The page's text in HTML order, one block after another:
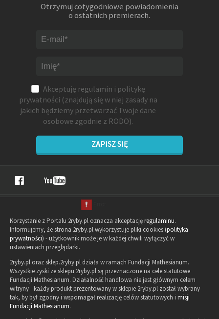
Otrzymuj cotygodniowe powiadomienia
o ostatnich premierach.
Akceptuję regulamin i politykę
prywatności (znajdują się w niej zasady na
jakich będziemy przetwarzać Twoje dane
osobowe zgodnie z RODO).
ZAPISZ SIĘ
Korzystanie z Portalu 2ryby.pl oznacza akceptacjęregulaminu.
Informujemy, że strona 2ryby.pl wykorzystuje pliki cookies (polityka
prywatności) - użytkownik może je w każdej chwili wyłączyć w
ustawieniach przeglądarki.
2ryby.pl oraz sklep.2ryby.pl działa w ramach Fundacji Mathesianum.
Wszystkie zyski ze sklepu 2ryby.pl są przeznaczone na cele statutowe
Fundacji Mathesianum. Działalność handlowa nie jest głównym celem
witryny - każdy produkt prezentowany w sklepie 2ryby.pl został wybrany
tak, by był zgodny i wspomagał realizację celów statutowych i misji
Fundacji Mathesianum.